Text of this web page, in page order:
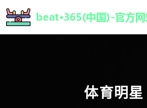
体育明星